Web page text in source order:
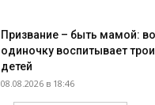
Призвание – быть мамой:
одиночку воспитывает
детей
08.08.2026 в 18:46